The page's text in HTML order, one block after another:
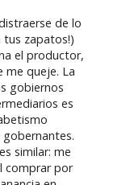
de lo
tus zapatos!)
el productor,
me queje. La
gobiernos
es
similar: me
comprar por